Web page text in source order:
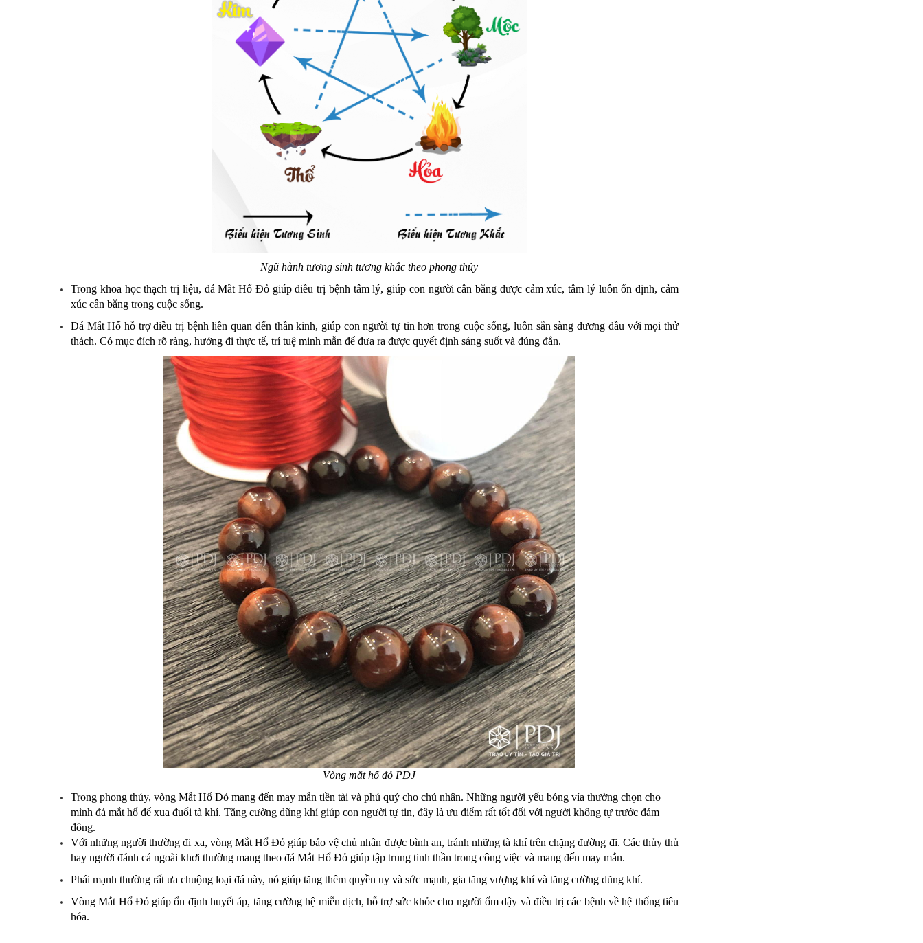
Ngũ hành tương sinh tương khắc theo phong thủy
Trong khoa học thạch trị liệu, đá Mắt Hổ Đỏ giúp điều trị bệnh tâm lý, giúp con người cân bằng được cảm xúc, tâm lý luôn ổn định, cảm
xúc cân bằng trong cuộc sống.
Đá Mắt Hổ hỗ trợ điều trị bệnh liên quan đến thần kinh, giúp con người tự tin hơn trong cuộc sống, luôn sẵn sàng đương đầu với mọi thử
thách. Có mục đích rõ ràng, hướng đi thực tế, trí tuệ minh mẫn để đưa ra được quyết định sáng suốt và đúng đắn.
Vòng mắt hổ đỏ PDJ​
Trong phong thủy, vòng Mắt Hổ Đỏ mang đến may mắn tiền tài và phú quý cho chủ nhân. Những người yếu bóng vía thường chọn cho
mình đá mắt hổ để xua đuổi tà khí. Tăng cường dũng khí giúp con người tự tin, đây là ưu điểm rất tốt đối với người không tự trước đám
đông.
Với những người thường đi xa, vòng Mắt Hổ Đỏ giúp bảo vệ chủ nhân được bình an, tránh những tà khí trên chặng đường đi. Các thủy thủ
hay người đánh cá ngoài khơi thường mang theo đá Mắt Hổ Đỏ giúp tập trung tinh thần trong công việc và mang đến may mắn.
Phái mạnh thường rất ưa chuộng loại đá này, nó giúp tăng thêm quyền uy và sức mạnh, gia tăng vượng khí và tăng cường dũng khí.
Vòng Mắt Hổ Đỏ giúp ổn định huyết áp, tăng cường hệ miễn dịch, hỗ trợ sức khỏe cho người ốm dậy và điều trị các bệnh về hệ thống tiêu
hóa.